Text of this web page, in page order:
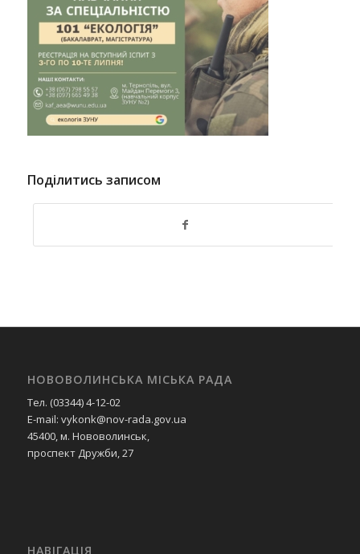
Поділитись записом
НОВОВОЛИНСЬКА МІСЬКА РАДА
Тел. (03344) 4-12-02
E-mail: vykonk@nov-rada.gov.ua
45400, м. Нововолинськ,
проспект Дружби, 27
НАВІГАЦІЯ